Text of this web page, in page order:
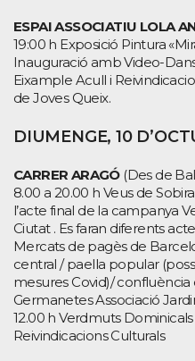
ESPAI ASSOCIATIU LOLA
19:00 h Exposició Pintura
Inauguració amb Video-
Eixample Acull i
de Joves Queix.
DIUMENGE, 10
CARRER ARAGÓ(Des de
8.00 a 20.00 h Veus de
l’acte final de la campanya
Ciutat . Es faran diferents
Mercats de pagès de
central / paella popular
mesures Covid)/
Germanetes Associació
12.00 h Verdmuts
Reivindicacions Culturals